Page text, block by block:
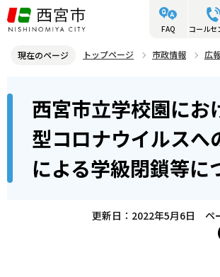
こ
の
ジ
す
FAQ コールセ
現在のページ トップページ 市政情報
広
西宮市立学校園における新型コロナウイルスへの感
等について
ら
西宮市立学校園にお
型コロナウイルスへ
による学級閉鎖等に
更新日：2022年5月6日
ペ